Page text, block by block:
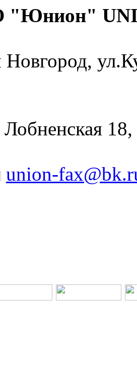
union-